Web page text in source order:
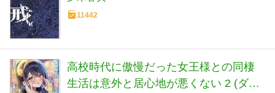
11442
高校時代に傲慢だった女王様との同棲
生活は意外と居心地が悪くない 2 (ダッ